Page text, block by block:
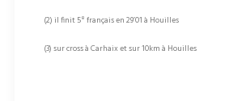
(2) il finit 5e français en 29’01 à Houilles
(3) sur cross à Carhaix et sur 10km à Houilles